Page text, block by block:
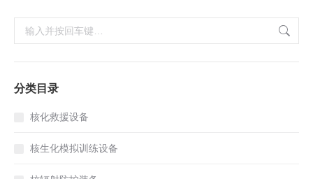
索：
分类目录
核化救援设备
核生化模拟训练设备